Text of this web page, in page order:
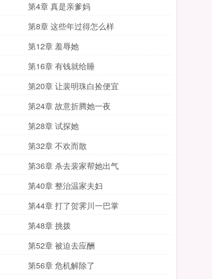
第4章 真是亲爹妈
第8章 这些年过得怎么样
第12章 羞辱她
第16章 有钱就给睡
第20章 让裴明珠白捡便宜
第24章 故意折腾她一夜
第28章 试探她
第32章 不欢而散
第36章 杀去裴家帮她出气
第40章 整治温家夫妇
第44章 打了贺霁川一巴掌
第48章 挑拨
第52章 被迫去应酬
第56章 危机解除了